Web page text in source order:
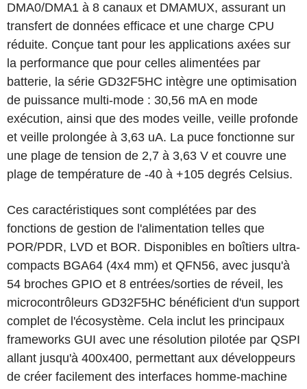
DMA0/DMA1 à 8 canaux et DMAMUX, assurant un
transfert de données efficace et une charge CPU
réduite. Conçue tant pour les applications axées sur
la performance que pour celles alimentées par
batterie, la série GD32F5HC intègre une optimisation
de puissance multi-mode : 30,56 mA en mode
exécution, ainsi que des modes veille, veille profonde
et veille prolongée à 3,63 uA. La puce fonctionne sur
une plage de tension de 2,7 à 3,63 V et couvre une
plage de température de -40 à +105 degrés Celsius.
Ces caractéristiques sont complétées par des
fonctions de gestion de l'alimentation telles que
POR/PDR, LVD et BOR. Disponibles en boîtiers ultra-
compacts BGA64 (4x4 mm) et QFN56, avec jusqu'à
54 broches GPIO et 8 entrées/sorties de réveil, les
microcontrôleurs GD32F5HC bénéficient d'un support
complet de l'écosystème. Cela inclut les principaux
frameworks GUI avec une résolution pilotée par QSPI
allant jusqu'à 400x400, permettant aux développeurs
de créer facilement des interfaces homme-machine